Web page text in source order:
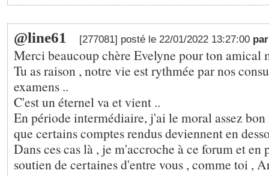
@line61 [277081] posté le 22/01/2022 13:27:00
Merci beaucoup chère Evelyne pour ton amical
Tu as raison , notre vie est rythmée par nos
examens ..
C'est un éternel va et vient ..
En période intermédiaire, j'ai le moral assez
que certains comptes rendus deviennent en
Dans ces cas là , je m'accroche à ce forum et
soutien de certaines d'entre vous , comme toi ,